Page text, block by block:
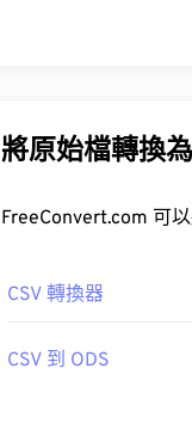
將原始檔轉換
FreeConvert.com 可
CSV 轉換器
CSV 到 ODS